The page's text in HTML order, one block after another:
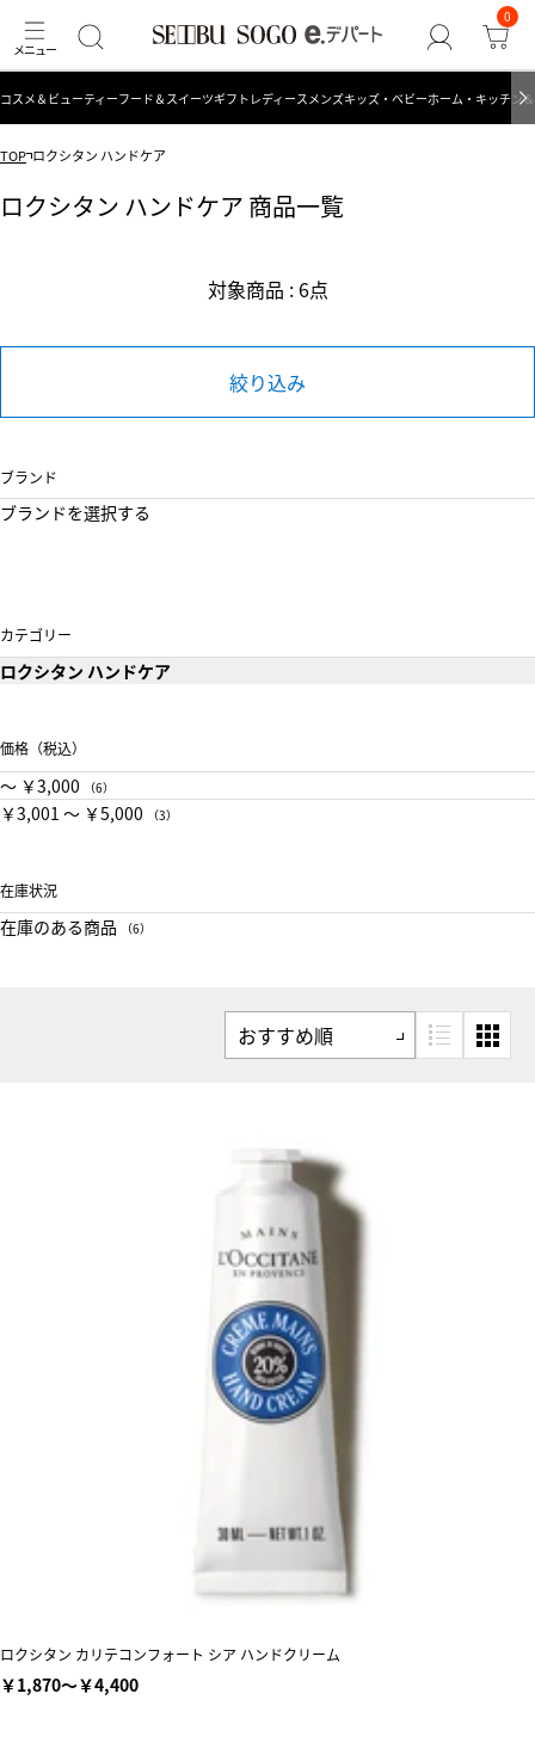
0
コスメ＆ビューティーフード＆スイーツギフト レディース メンズキッズ・ベビーホーム・キッチン
TOP ロクシタン ハンドケア
ロクシタン ハンドケア 商品一覧
対象商品 : 6点
絞り込み
ブランド
ブランドを選択する
カテゴリー
ロクシタン ハンドケア
価格（税込）
〜 ￥3,000 （6）
￥3,001 〜 ￥5,000 （3）
在庫状況
在庫のある商品 （6）
ロクシタン カリテコンフォート シア ハンドクリーム
￥1,870～￥4,400